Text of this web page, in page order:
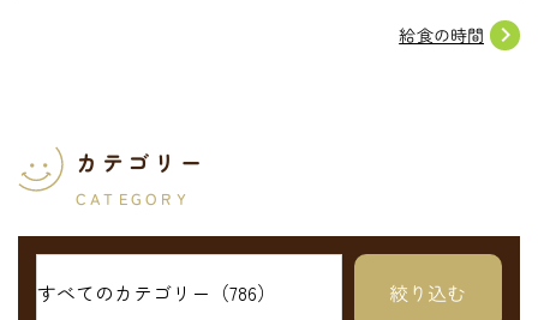
navigate_next
給食の時間
カテゴリー
CATEGORY